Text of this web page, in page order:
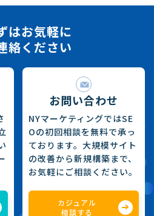
はお気軽に
絡ください
お問い合わせ
NYマーケティングではSE
Oの初回相談を無料で承っ
ております。大規模サイト
の改善から新規構築まで、
お気軽にご相談ください。
カジュアル
相談する